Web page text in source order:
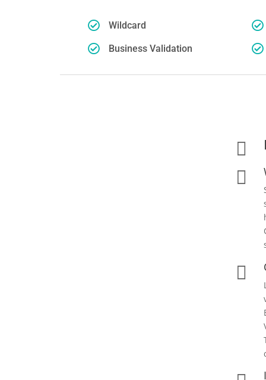
 Wildcard
 Business Validation




